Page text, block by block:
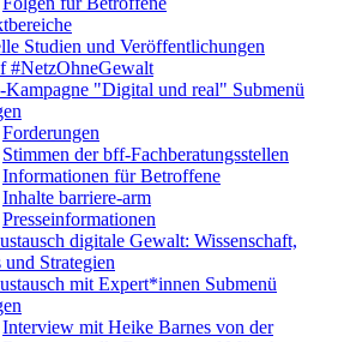
Studien und Veröffentlichungen
#NetzOhneGewalt
Kampagne "Digital und real" Submenü
Forderungen
Stimmen der bff-Fachberatungsstellen
Informationen für Betroffene
Inhalte barriere-arm
Presseinformationen
digitale Gewalt: Wissenschaft,
und Strategien
mit Expert*innen Submenü
Interview mit Heike Barnes von der